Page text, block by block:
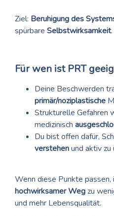
Ziel: Beruhigung des
spürbare Selbstwirksamkeit.
Für wen ist PRT
Deine Beschwerden
primär/noziplastische
Strukturelle Gefahren
medizinisch
Du bist offen dafür,
verstehenund aktiv zu
Wenn diese Punkte
hochwirksamer Wegzu
und mehr Lebensqualität.